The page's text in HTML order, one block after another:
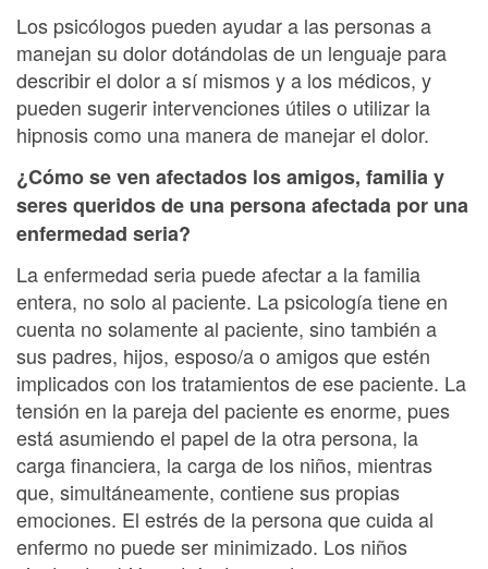
Los psicólogos pueden ayudar a las personas a
manejan su dolor dotándolas de un lenguaje para
describir el dolor a sí mismos y a los médicos, y
pueden sugerir intervenciones útiles o utilizar la
hipnosis como una manera de manejar el dolor.
¿Cómo se ven afectados los amigos, familia y
seres queridos de una persona afectada por una
enfermedad seria?
La enfermedad seria puede afectar a la familia
entera, no solo al paciente. La psicología tiene en
cuenta no solamente al paciente, sino también a
sus padres, hijos, esposo/a o amigos que estén
implicados con los tratamientos de ese paciente. La
tensión en la pareja del paciente es enorme, pues
está asumiendo el papel de la otra persona, la
carga financiera, la carga de los niños, mientras
que, simultáneamente, contiene sus propias
emociones. El estrés de la persona que cuida al
enfermo no puede ser minimizado. Los niños